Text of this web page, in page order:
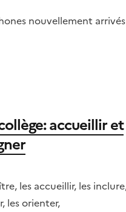
nouvellement
accueillir et
les accueillir, les
les orienter,